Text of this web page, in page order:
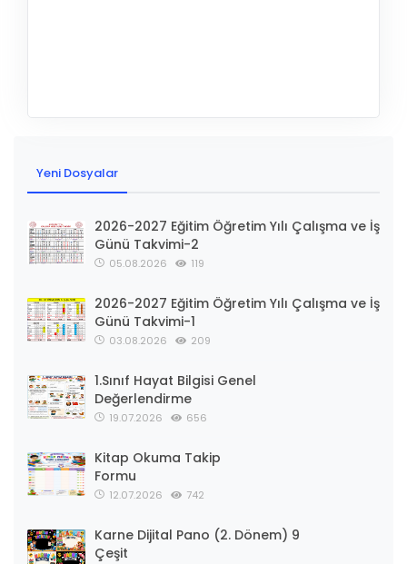
Yeni Dosyalar
2026-2027 Eğitim Öğretim Yılı Çalışma ve İş
Günü Takvimi-2
05.08.2026 119
2026-2027 Eğitim Öğretim Yılı Çalışma ve İş
Günü Takvimi-1
03.08.2026 209
1.Sınıf Hayat Bilgisi Genel
Değerlendirme
19.07.2026 656
Kitap Okuma Takip
Formu
12.07.2026 742
Karne Dijital Pano (2. Dönem) 9
Çeşit